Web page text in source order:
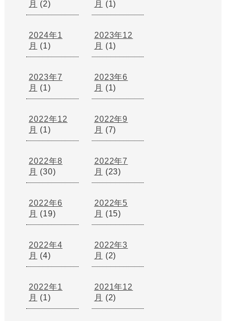
月
(2)
月
(1)
2024年1
月
(1)
2023年12
月
(1)
2023年7
月
(1)
2023年6
月
(1)
2022年12
月
(1)
2022年9
月
(7)
2022年8
月
(30)
2022年7
月
(23)
2022年6
月
(19)
2022年5
月
(15)
2022年4
月
(4)
2022年3
月
(2)
2022年1
月
(1)
2021年12
月
(2)